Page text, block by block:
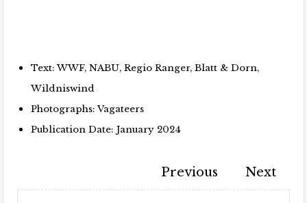
Text: WWF, NABU, Regio Ranger, Blatt & Dorn,
Wildniswind
Photographs: Vagateers
Publication Date: January 2024
Previous Next